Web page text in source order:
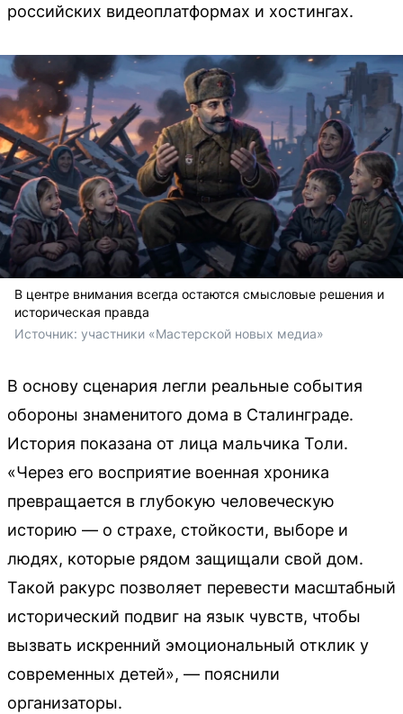
российских видеоплатформах и хостингах.
В центре внимания всегда остаются смысловые решения и
историческая правда
Источник: участники «Мастерской новых медиа»
В основу сценария легли реальные события
обороны знаменитого дома в Сталинграде.
История показана от лица мальчика Толи.
«Через его восприятие военная хроника
превращается в глубокую человеческую
историю — о страхе, стойкости, выборе и
людях, которые рядом защищали свой дом.
Такой ракурс позволяет перевести масштабный
исторический подвиг на язык чувств, чтобы
вызвать искренний эмоциональный отклик у
современных детей», — пояснили
организаторы.